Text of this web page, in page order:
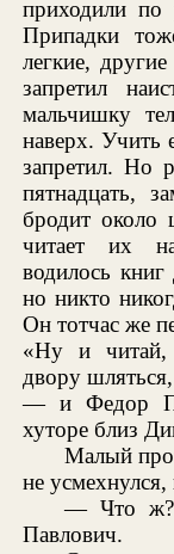
приходили по
Припадки
легкие,
запретил
мальчишку
наверх. Учить
запретил. Но
пятнадцать,
бродит около
читает их
водилось
но никто
Он тотчас же
«Ну и читай,
двору
— и Федор
хуторе близ
Малый
не
— Что ж?
Павлович.